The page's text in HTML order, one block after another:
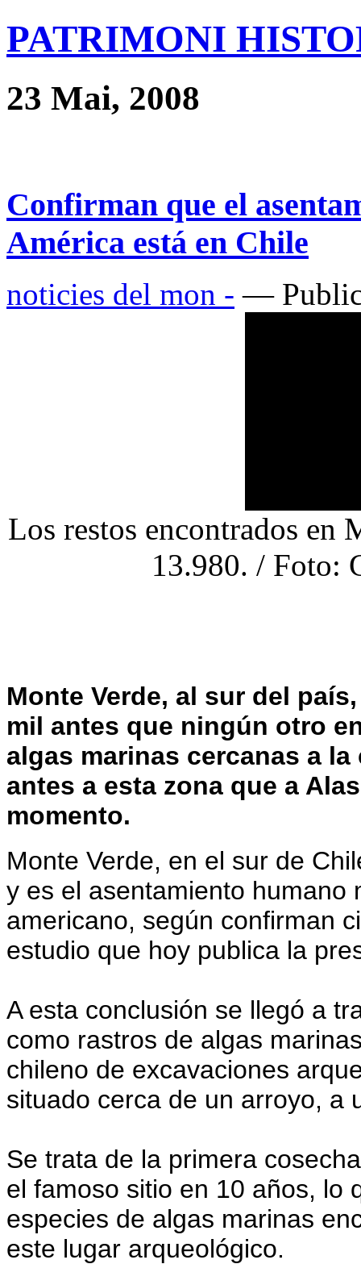
PATRIMONI
23 Mai, 2008
Confirman que el
América está en Chile
noticies del mon - —
Los restos encontrados en
13.980. / Foto:
Monte Verde, al sur del
mil antes que ningún otro
algas marinas cercanas a
antes a esta zona que a
momento.
Monte Verde, en el sur de
y es el asentamiento humano
americano, según confirman
estudio que hoy publica la
A esta conclusión se llegó a
como rastros de algas
chileno de excavaciones
situado cerca de un arroyo, a
Se trata de la primera
el famoso sitio en 10 años, lo
especies de algas marinas
este lugar arqueológico.